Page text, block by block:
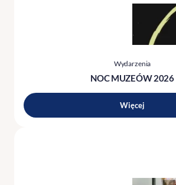
Wydarzenia
NOC MUZEÓW 2026
Więcej